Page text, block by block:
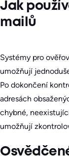
Jak
mailů
Systémy pro
umožňují
Po dokončení
adresách
chybné,
umožňují